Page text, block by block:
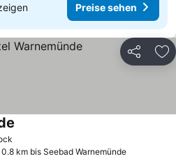
Preise sehen
Teilen
0.8 km bis Seebad Warnemünde